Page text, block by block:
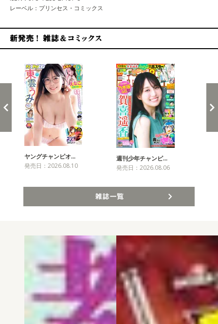
レーベル：プリンセス・コミックス
ヤングチャンピオ…
発売日：2026.08.10
週刊少年チャンピ…
発売日：2026.08.06